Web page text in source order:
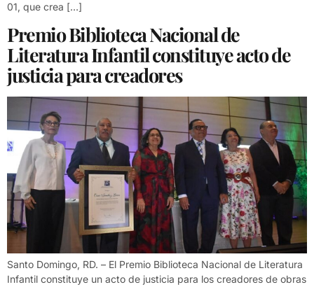
01, que crea […]
Premio Biblioteca Nacional de
Literatura Infantil constituye acto de
justicia para creadores
Santo Domingo, RD. – El Premio Biblioteca Nacional de Literatura
Infantil constituye un acto de justicia para los creadores de obras